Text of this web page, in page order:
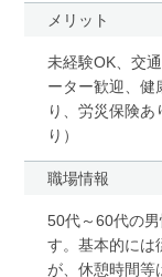
メリット
未経験OK、交
ーター歓迎、健
り、労災保険
り）
職場情報
50代～60代の
す。基本的には
が、休憩時間等